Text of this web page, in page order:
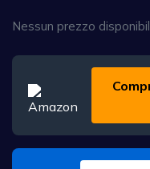
Nessun prezzo